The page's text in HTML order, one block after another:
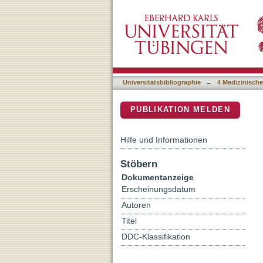
Universitätsbibliographie → 4
PUBLIKATION MELDEN
Hilfe und Informationen
Stöbern
Dokumentanzeige
Erscheinungsdatum
Autoren
Titel
DDC-Klassifikation